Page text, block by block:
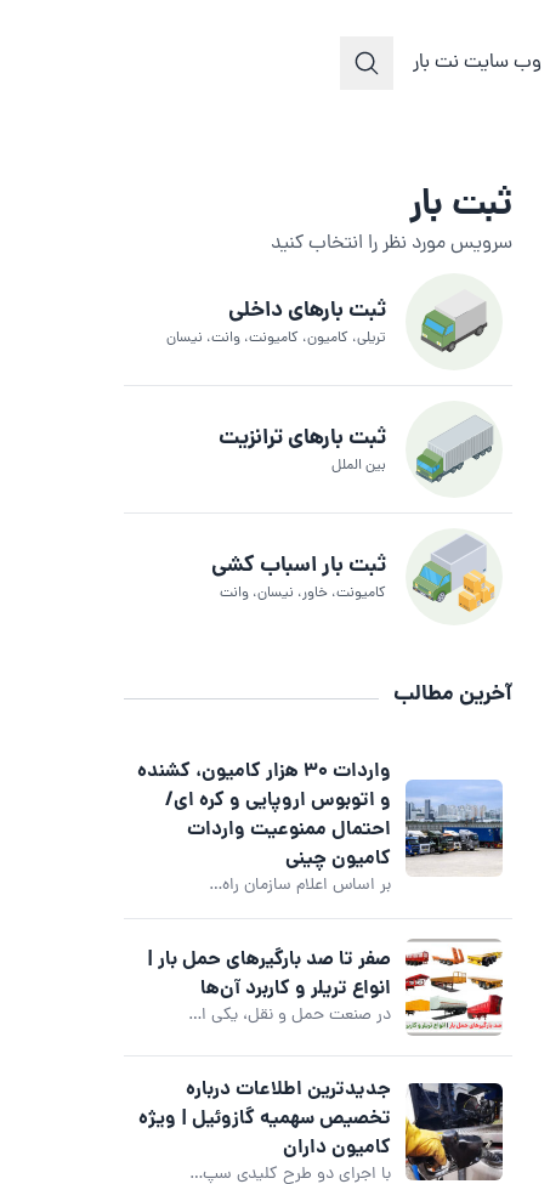
وب سایت نت بار
ثبت بار
سرویس مورد نظر را انتخاب کنید
ثبت بارهای داخلی
تریلی، کامیون، کامیونت، وانت، نیسان
ثبت بارهای ترانزیت
بین الملل
ثبت بار اسباب کشی
کامیونت، خاور، نیسان، وانت
آخرین مطالب
واردات 30 هزار کامیون، کشنده
و اتوبوس اروپایی و کره ای/
احتمال ممنوعیت واردات
کامیون چینی
بر اساس اعلام سازمان راه…
صفر تا صد بارگیرهای حمل بار |
انواع تریلر و کاربرد آن‌ها
در صنعت حمل و نقل، یکی ا…
جدیدترین اطلاعات درباره
تخصیص سهمیه گازوئیل | ویژه
کامیون داران
با اجرای دو طرح کلیدی سپ…